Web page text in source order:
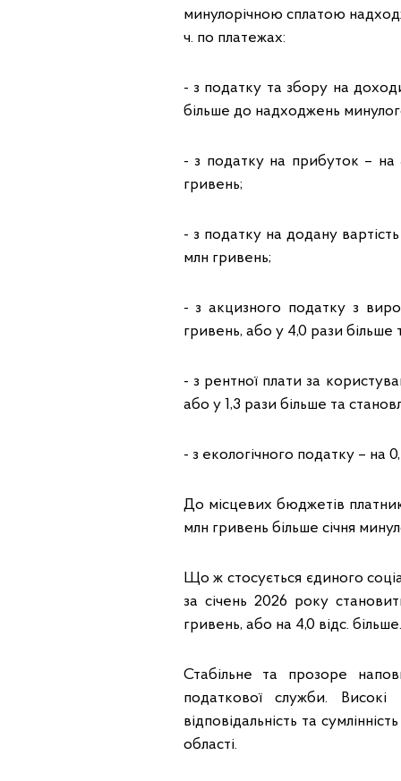
минулорічною сплатою
ч. по платежах:
- з податку та збору на
більше до надходжень
- з податку на прибуток – на
гривень;
- з податку на додану
млн гривень;
- з акцизного податку з
гривень, або у 4,0 рази більше
- з рентної плати за
або у 1,3 рази більше та
- з екологічного податку – на
До місцевих бюджетів
млн гривень більше січня
Що ж стосується єдиного
за січень 2026 року
гривень, або на 4,0 відс. більше.
Стабільне та прозоре
податкової служби.
відповідальність та
області.